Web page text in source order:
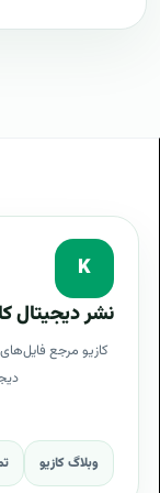
Intelligence)
Intelligence)
K
نشر دیجیتال
کازیو مرجع
وبلاگ کازیو